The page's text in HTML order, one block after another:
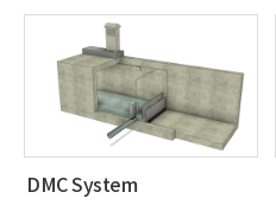
DMC System